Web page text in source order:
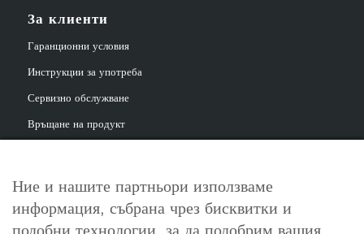
За клиенти
Гаранционни условия
Инструкции за употреба
Сервизно обслужване
Връщане на продукт
За контакт
Ние и нашите партньори използваме
информация, събрана чрез бисквитки и